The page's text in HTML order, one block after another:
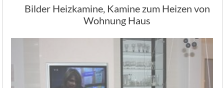
Bilder Heizkamine, Kamine zum Heizen von
Wohnung Haus